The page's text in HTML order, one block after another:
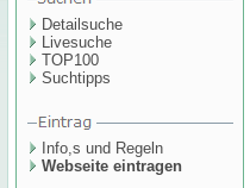
Detailsuche
Livesuche
TOP100
Suchtipps
Info,s und Regeln
Webseite eintragen